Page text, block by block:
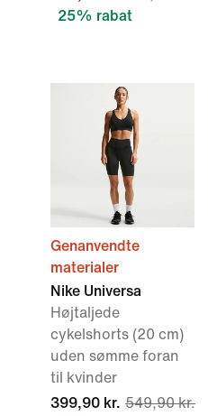
25% rabat
Genanvendte
materialer
Nike Universa
Højtaljede
cykelshorts (20 cm)
uden sømme foran
til kvinder
399,90 kr. 549,90 kr.